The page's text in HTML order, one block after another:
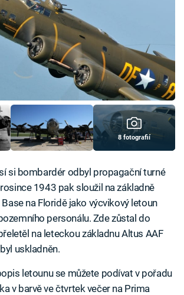
8 fotografií
si bombardér odbyl propagační turné
1943 pak sloužil na základně
na Floridě jako výcvikový letoun
personálu. Zde zůstal do
na leteckou základnu Altus AAF
uskladněn.
letounu se můžete podívat v pořadu
v barvě ve čtvrtek večer na Prima